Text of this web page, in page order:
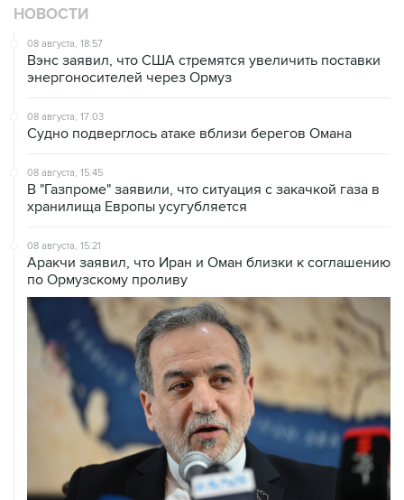
НОВОСТИ
08 августа, 18:57
Вэнс заявил, что США стремятся увеличить поставки
энергоносителей через Ормуз
08 августа, 17:03
Судно подверглось атаке вблизи берегов Омана
08 августа, 15:45
В "Газпроме" заявили, что ситуация с закачкой газа в
хранилища Европы усугубляется
08 августа, 15:21
Аракчи заявил, что Иран и Оман близки к соглашению
по Ормузскому проливу